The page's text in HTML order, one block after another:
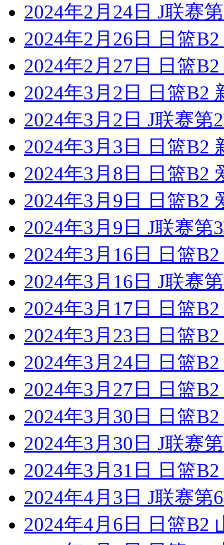
2024年2月24日 J联赛
2024年2月26日 日篮
2024年2月27日 日篮
2024年3月2日 日篮B2
2024年3月2日 J联赛
2024年3月3日 日篮B2
2024年3月8日 日篮B2
2024年3月9日 日篮B2
2024年3月9日 J联赛
2024年3月16日 日篮
2024年3月16日 J联赛
2024年3月17日 日篮
2024年3月23日 日篮
2024年3月24日 日篮
2024年3月27日 日篮
2024年3月30日 日篮
2024年3月30日 J联赛
2024年3月31日 日篮
2024年4月3日 J联赛
2024年4月6日 日篮B2